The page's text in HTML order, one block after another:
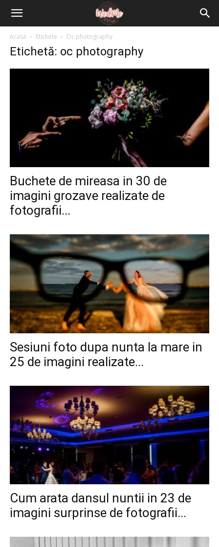
Acasă Etichete Oc photography
Etichetă: oc photography
Buchete de mireasa in 30 de
imagini grozave realizate de
fotografii...
Sesiuni foto dupa nunta la mare in
25 de imagini realizate...
Cum arata dansul nuntii in 23 de
imagini surprinse de fotografii...